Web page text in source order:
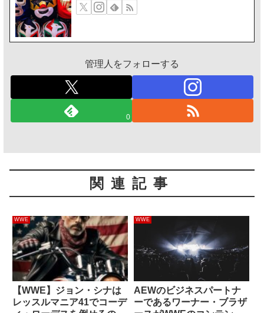
管理人をフォローする
0
関連記事
WWE
【WWE】ジョン・シナは
レッスルマニア41でコーデ
WWE
AEWのビジネスパートナ
ーであるワーナー・ブラザ